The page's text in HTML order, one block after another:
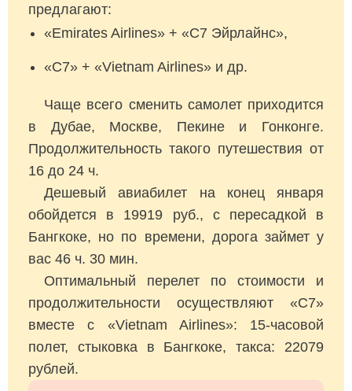
предлагают:
«Emirates Airlines» + «С7 Эйрлайнс»,
«С7» + «Vietnam Airlines» и др.
Чаще всего сменить самолет приходится
в Дубае, Москве, Пекине и Гонконге.
Продолжительность такого путешествия от
16 до 24 ч.
Дешевый авиабилет на конец января
обойдется в 19919 руб., с пересадкой в
Бангкоке, но по времени, дорога займет у
вас 46 ч. 30 мин.
Оптимальный перелет по стоимости и
продолжительности осуществляют «С7»
вместе с «Vietnam Airlines»: 15-часовой
полет, стыковка в Бангкоке, такса: 22079
рублей.